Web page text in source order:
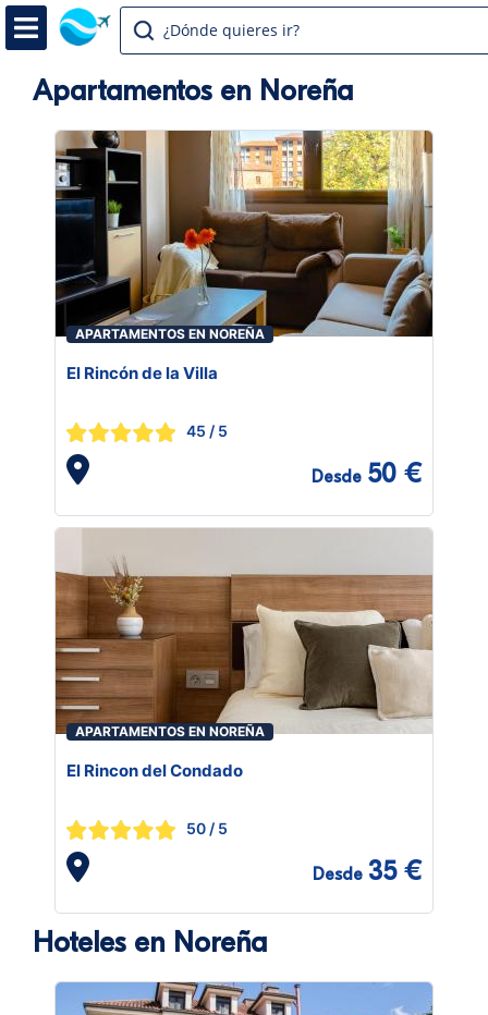
¿Dónde quieres ir?
Apartamentos en Noreña
APARTAMENTOS EN NOREÑA
El Rincón de la Villa
45 / 5
Desde 50 €
APARTAMENTOS EN NOREÑA
El Rincon del Condado
50 / 5
Desde 35 €
Hoteles en Noreña